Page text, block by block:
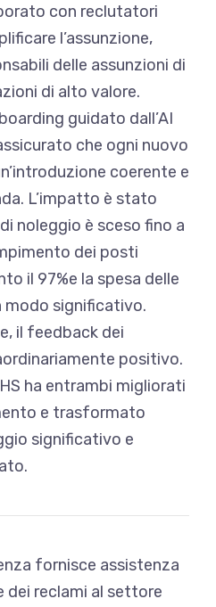
con reclutatori
l’assunzione,
delle assunzioni di
di alto valore.
guidato dall’AI
che ogni nuovo
coerente e
L’impatto è stato
noleggio è sceso fino a
dei posti
il 97%e la spesa delle
modo significativo.
il feedback dei
positivo.
ha entrambi migliorati
e trasformato
significativo e
fornisce assistenza
dei reclami al settore